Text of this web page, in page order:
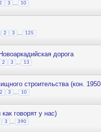
3 10
2 3 125
дорога
2 3 13
строительства (кон.
2 3 10
говорят у нас)
3 390